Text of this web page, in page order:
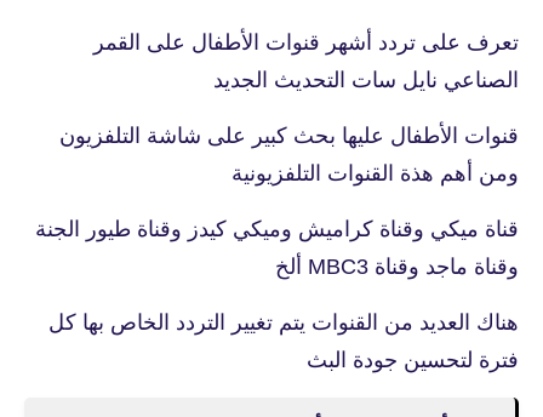
تعرف على تردد أشهر قنوات الأطفال على القمر
الصناعي نايل سات التحديث الجديد
قنوات الأطفال عليها بحث كبير على شاشة التلفزيون
ومن أهم هذة القنوات التلفزيونية
قناة ميكي وقناة كراميش وميكي كيدز وقناة طيور الجنة
وقناة ماجد وقناة MBC3 ألخ
هناك العديد من القنوات يتم تغيير التردد الخاص بها كل
فترة لتحسين جودة البث